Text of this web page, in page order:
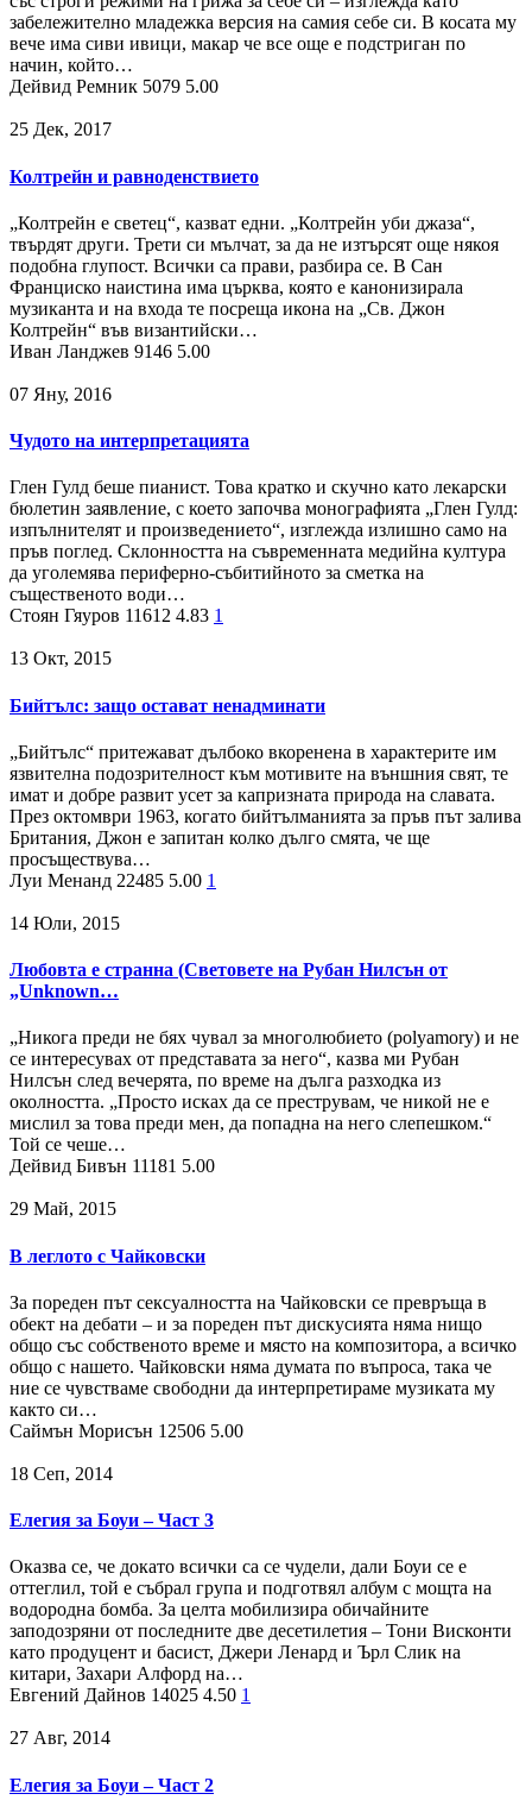
забележително младежка версия на самия себе си. В косата му
вече има сиви ивици, макар че все още е подстриган по
начин, който…
Дейвид Ремник 5079 5.00
25 Дек, 2017
Колтрейн и равноденствието
„Колтрейн е светец“, казват едни. „Колтрейн уби джаза“,
твърдят други. Трети си мълчат, за да не изтърсят още някоя
подобна глупост. Всички са прави, разбира се. В Сан
Франциско наистина има църква, която е канонизирала
музиканта и на входа те посреща икона на „Св. Джон
Колтрейн“ във византийски…
Иван Ланджев 9146 5.00
07 Яну, 2016
Чудото на интерпретацията
Глен Гулд беше пианист. Това кратко и скучно като лекарски
бюлетин заявление, с което започва монографията „Глен Гулд:
изпълнителят и произведението“, изглежда излишно само на
пръв поглед. Склонността на съвременната медийна култура
да уголемява периферно-събитийното за сметка на
същественото води…
Стоян Гяуров 11612 4.83 1
13 Окт, 2015
Бийтълс: защо остават ненадминати
„Бийтълс“ притежават дълбоко вкоренена в характерите им
язвителна подозрителност към мотивите на външния свят, те
имат и добре развит усет за капризната природа на славата.
През октомври 1963, когато бийтълманията за пръв път залива
Британия, Джон е запитан колко дълго смята, че ще
просъществува…
Луи Менанд 22485 5.00 1
14 Юли, 2015
Любовта е странна (Световете на Рубан Нилсън от
„Unknown…
„Никога преди не бях чувал за многолюбието (polyamory) и не
се интересувах от представата за него“, казва ми Рубан
Нилсън след вечерята, по време на дълга разходка из
околността. „Просто исках да се преструвам, че никой не е
мислил за това преди мен, да попадна на него слепешком.“
Той се чеше…
Дейвид Бивън 11181 5.00
29 Май, 2015
В леглото с Чайковски
За пореден път сексуалността на Чайковски се превръща в
обект на дебати – и за пореден път дискусията няма нищо
общо със собственото време и място на композитора, а всичко
общо с нашето. Чайковски няма думата по въпроса, така че
ние се чувстваме свободни да интерпретираме музиката му
както си…
Саймън Морисън 12506 5.00
18 Сeп, 2014
Елегия за Боуи – Част 3
Оказва се, че докато всички са се чудели, дали Боуи се е
оттеглил, той е събрал група и подготвял албум с мощта на
водородна бомба. За целта мобилизира обичайните
заподозряни от последните две десетилетия – Тони Висконти
като продуцент и басист, Джери Ленард и Ърл Слик на
китари, Захари Алфорд на…
Евгений Дайнов 14025 4.50 1
27 Авг, 2014
Елегия за Боуи – Част 2